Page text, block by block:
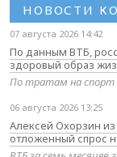
НОВОСТИ
07 августа 2026 14:42
По данным ВТБ,
здоровый образ
По тратам на спорт
06 августа 2026 13:25
Алексей Охорзин
отложенный спрос